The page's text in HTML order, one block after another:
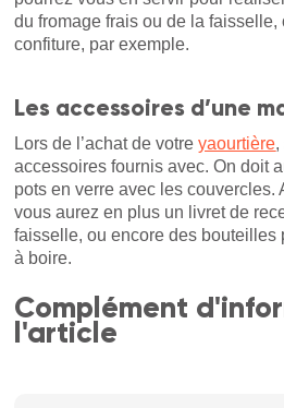
du fromage frais ou de la faisselle,
confiture, par exemple.
Les accessoires d’une
Lors de l’achat de votreyaourtière,
accessoires fournis avec. On doit
pots en verre avec les couvercles.
vous aurez en plus un livret de
faisselle, ou encore des bouteilles
à boire.
Complément
l'article